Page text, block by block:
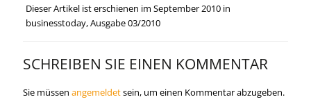
Dieser Artikel ist erschienen im September 2010 in
businesstoday, Ausgabe 03/2010
SCHREIBEN SIE EINEN KOMMENTAR
Sie müssen angemeldetsein, um einen Kommentar abzugeben.